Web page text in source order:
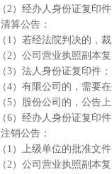
）经办人身份证复印
算公告：
）若经法院判决的，
）公司营业执照副本
）法人身份证复印件
）有限公司的，需要
）股份公司的，公告
）经办人身份证复印
销公告：
）上级单位的批准文
）公司营业执照副本